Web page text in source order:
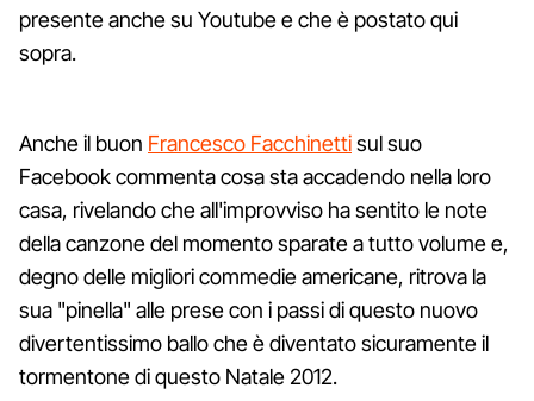
presente anche su Youtube e che è postato qui
sopra.
Anche il buon Francesco Facchinettisul suo
Facebook commenta cosa sta accadendo nella loro
casa, rivelando che all'improvviso ha sentito le note
della canzone del momento sparate a tutto volume e,
degno delle migliori commedie americane, ritrova la
sua "pinella" alle prese con i passi di questo nuovo
divertentissimo ballo che è diventato sicuramente il
tormentone di questo Natale 2012.